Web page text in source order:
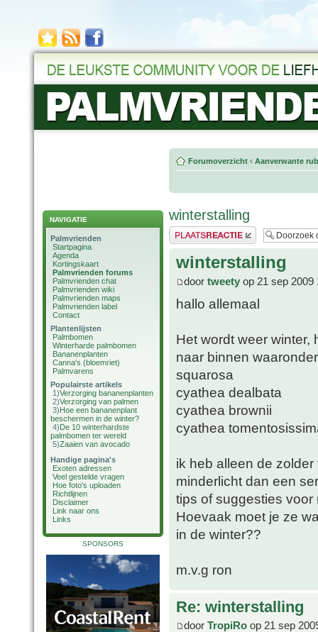
NAVIGATIE
Palmvrienden
Startpagina
Agenda
Kortingskaart
Palmvrienden forums
Palmvrienden chat
Palmvrienden wiki
Palmvrienden maps
Palmvrienden label
Contact
Plantenlijsten
Palmbomen
Winterharde palmbomen
Bananenplanten
Canna's (bloemriet)
Palmvarens
Populairste artikels
1)Verzorging bananenplanten
2)Verzorging van palmen
3)Hoe een bananenplant
beschermen in de winter?
4)De 10 winterhardste
palmbomen ter wereld
5)Zaaien van avocado
Handige pagina's
Exoten adressen
Veel gestelde vragen
Hoe foto's uploaden
Richtlijnen
Disclaimer
Link naar ons
Links
SPONSORS
Forumoverzicht ‹ Aanverwante
winterstalling
Plaats een reactie
winterstalling
door tweety op 21 sep 2009
hallo allemaal
Het wordt weer
naar binnen
squarosa
cyathea dealbata
cyathea brownii
cyathea
ik heb alleen de
minderlicht dan een
tips of suggesties voor
Hoevaak moet je ze
in de winter??
m.v.g ron
Re: winterstalling
door TropiRo op 21 sep